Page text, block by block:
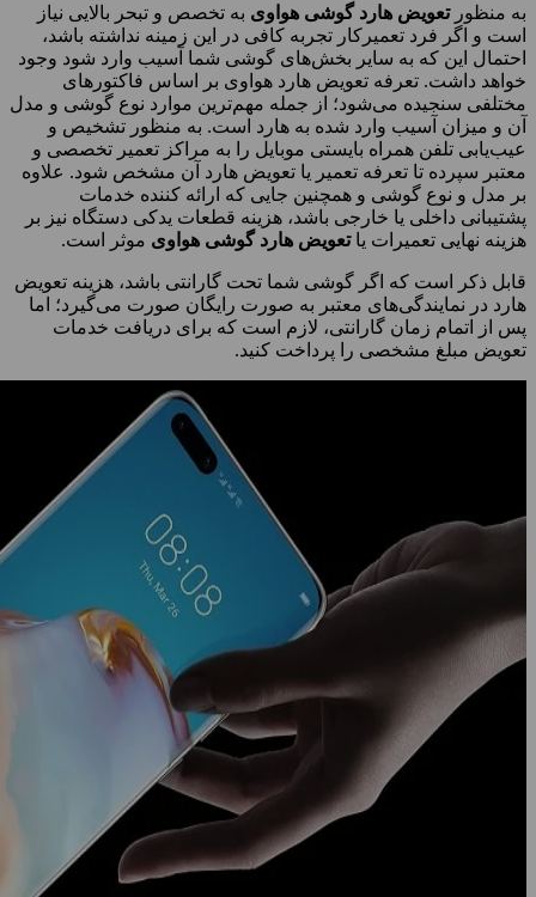
به منظورتعویض هارد گوشی هواوی به تخصص و تبحر بالایی نیاز
است و اگر فرد تعمیرکار تجربه کافی در این زمینه نداشته باشد،
احتمال این که به سایر بخش‌های گوشی شما آسیب وارد شود وجود
خواهد داشت. تعرفه تعویض هارد هواوی بر اساس فاکتورهای
مختلفی سنجیده می‌شود؛ از جمله مهم‌ترین موارد نوع گوشی و مدل
آن و میزان آسیب وارد شده به هارد است. به منظور تشخیص و
عیب‌یابی تلفن همراه بایستی موبایل را به مراکز تعمیر تخصصی و
معتبر سپرده تا تعرفه تعمیر یا تعویض هارد آن مشخص شود. علاوه
بر مدل و نوع گوشی و همچنین جایی که ارائه ‌کننده خدمات
پشتیبانی داخلی یا خارجی باشد، هزینه قطعات یدکی دستگاه نیز بر
هزینه نهایی تعمیرات یاتعویض هارد گوشی هواوی موثر است.
قابل ذکر است که اگر گوشی شما تحت گارانتی باشد، هزینه تعویض
هارد در نمایندگی‌های معتبر به صورت رایگان صورت می‌گیرد؛ اما
پس از اتمام زمان گارانتی، لازم است که برای دریافت خدمات
تعویض مبلغ مشخصی را پرداخت کنید.